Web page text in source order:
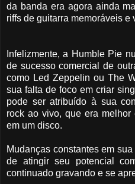
da banda era agora ainda
riffs de guitarra memoráveis e
Infelizmente, a Humble Pie
de sucesso comercial de
como Led Zeppelin ou The
sua falta de foco em criar
pode ser atribuído à sua
rock ao vivo, que era
em um disco.
Mudanças constantes em
de atingir seu potencial
continuado gravando e se